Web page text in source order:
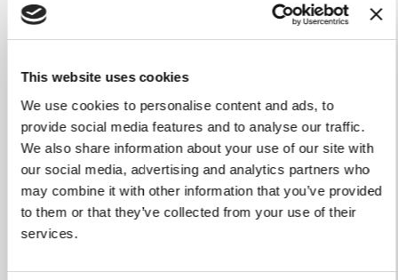
This website uses cookies
We use cookies to personalise content and ads, to
provide social media features and to analyse our traffic.
We also share information about your use of our site with
our social media, advertising and analytics partners who
may combine it with other information that you’ve provided
to them or that they’ve collected from your use of their
services.
Utilisation et
entretien
Nous recommandons fortement
le lavage manuel à l'eau chaude
afin de garantir l'intégrité et la
suggéré de sécher le couteau
après chaque lavage. N'utilisez pas
de tissus ou d'éponges abrasifs.
AJOUTER AU COMPARATEUR